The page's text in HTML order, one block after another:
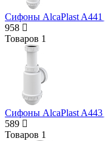
Cифоны AlcaPlast
958
Товаров 1
Cифоны AlcaPlast
589
Товаров 1